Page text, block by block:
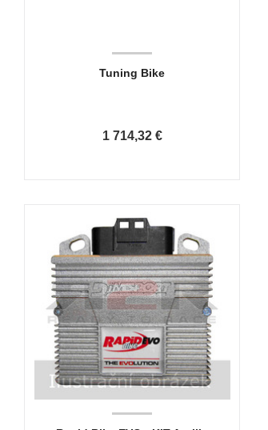
Tuning Bike
1 714,32 €